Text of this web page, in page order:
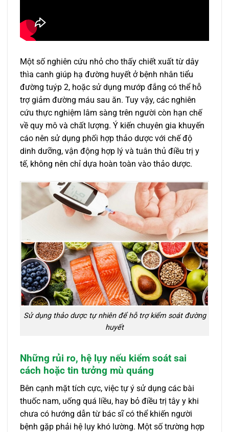
Một số nghiên cứu nhỏ cho thấy chiết xuất từ dây
thìa canh giúp hạ đường huyết ở bệnh nhân tiểu
đường tuýp 2, hoặc sử dụng mướp đắng có thể hỗ
trợ giảm đường máu sau ăn. Tuy vậy, các nghiên
cứu thực nghiệm lâm sàng trên người còn hạn chế
về quy mô và chất lượng. Ý kiến chuyên gia khuyến
cáo nên sử dụng phối hợp thảo dược với chế độ
dinh dưỡng, vận động hợp lý và tuân thủ điều trị y
tế, không nên chỉ dựa hoàn toàn vào thảo dược.
Sử dụng thảo dược tự nhiên để hỗ trợ kiểm soát đường
huyết
Những rủi ro, hệ lụy nếu kiểm soát sai
cách hoặc tin tưởng mù quáng
Bên cạnh mặt tích cực, việc tự ý sử dụng các bài
thuốc nam, uống quá liều, hay bỏ điều trị tây y khi
chưa có hướng dẫn từ bác sĩ có thể khiến người
bệnh gặp phải hệ lụy khó lường. Một số trường hợp